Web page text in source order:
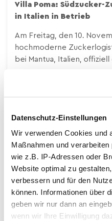
Datenschutz-Einstellungen
Wir verwenden Cookies und
Maßnahmen und
wie z.B. IP-Adressen oder
Website optimal zu
verbessern und für den
können. Informationen über
geben wir nur dann an
wenn wir Ihre Einwilligung
Villa Poma: Südzucker-
in Italien in Betrieb
Am Freitag, den 10.
hochmoderne
bei Mantua, Italien,
Unternehmens News,